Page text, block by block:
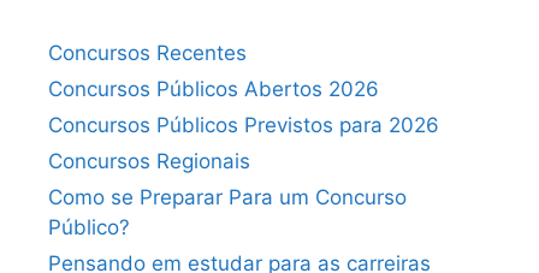
Concursos Recentes
Concursos Públicos Abertos 2026
Concursos Públicos Previstos para 2026
Concursos Regionais
Como se Preparar Para um Concurso
Público?
Pensando em estudar para as carreiras